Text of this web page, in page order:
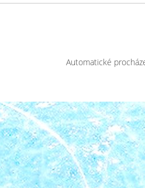
Automatické